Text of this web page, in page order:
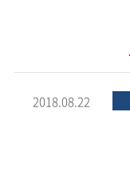
2018.08.22